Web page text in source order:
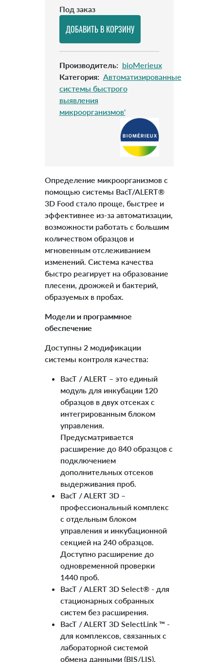
Под заказ
Производитель: bioMerieux
Категория: Автоматизированные
системы быстрого
выявления
микроорганизмов'
Определение микроорганизмов с
помощью системы BacT/ALERT®
3D Food стало проще, быстрее и
эффективнее из-за автоматизации,
возможности работать с большим
количеством образцов и
мгновенным отслеживанием
изменений. Система качества
быстро реагирует на образование
плесени, дрожжей и бактерий,
образуемых в пробах.
Модели и программное
обеспечение
Доступны 2 модификации
системы контроля качества:
BacT / ALERT – это единый
модуль для инкубации 120
образцов в двух отсеках с
интегрированным блоком
управления.
Предусматривается
расширение до 840 образцов с
подключением
дополнительных отсеков
выдерживания проб.
BacT / ALERT 3D –
профессиональный комплекс
с отдельным блоком
управления и инкубационной
секцией на 240 образцов.
Доступно расширение до
одновременной проверки
1440 проб.
BacT / ALERT 3D Select® - для
стационарных собранных
систем без расширения.
BacT / ALERT 3D SelectLink ™ -
для комплексов, связанных с
лабораторной системой
обмена данными (BIS/LIS).